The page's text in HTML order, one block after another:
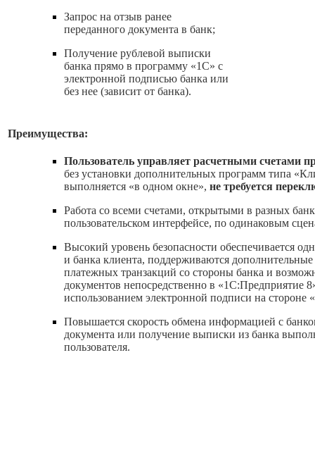
Запрос на отзыв ранее
переданного документа в банк;
Получение рублевой выписки
банка прямо в программу «1С» с
электронной подписью банка или
без нее (зависит от банка).
Преимущества:
Пользователь управляет расчетными счетами
без установки дополнительных программ типа
выполняется «в одном окне», не требуется
Работа со всеми счетами, открытыми в разных
пользовательском интерфейсе, по одинаковым
Высокий уровень безопасности обеспечивается
и банка клиента, поддерживаются дополнительные
платежных транзакций со стороны банка и
документов непосредственно в «1С:Предприятие
использованием электронной подписи на стороне
Повышается скорость обмена информацией с
документа или получение выписки из банка
пользователя.